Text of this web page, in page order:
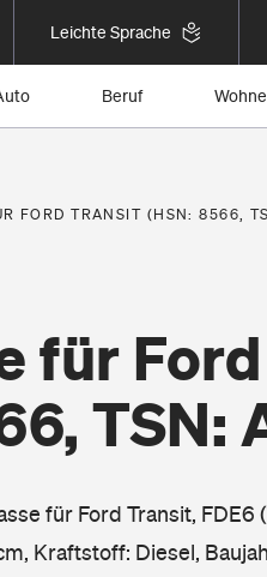
Leichte Sprache
Beruf
FORD TRANSIT (HSN: 8566,
für
TSN:
für Ford Transit, FDE6
Kraftstoff: Diesel,